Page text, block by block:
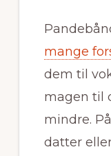
mange
dem til
magen til
mindre.
datter